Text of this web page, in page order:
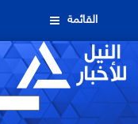
القائمة